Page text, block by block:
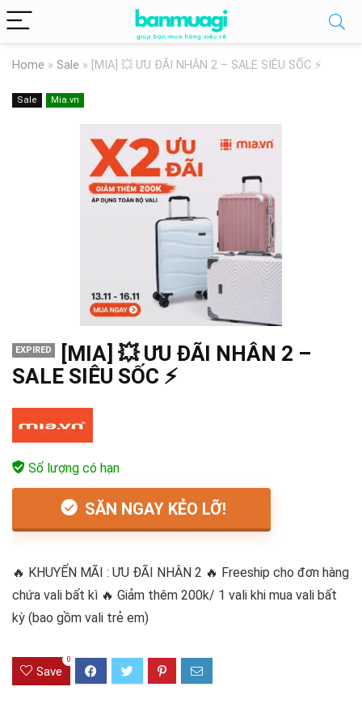
Home » Sale » [MIA] 💥 ƯU ĐÃI NHÂN 2 – SALE SIÊU SỐC ⚡
Sale Mia.vn
EXPIRED
[MIA] 💥 ƯU ĐÃI NHÂN 2 –
SALE SIÊU SỐC ⚡
Số lượng có hạn
SĂN NGAY KẺO LỠ!
🔥 KHUYẾN MÃI : ƯU ĐÃI NHÂN 2 🔥 Freeship cho đơn hàng
chứa vali bất kì 🔥 Giảm thêm 200k/ 1 vali khi mua vali bất
kỳ (bao gồm vali trẻ em)
Save
0